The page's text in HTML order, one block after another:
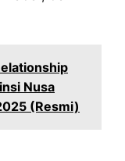
Nusa
(Resmi)